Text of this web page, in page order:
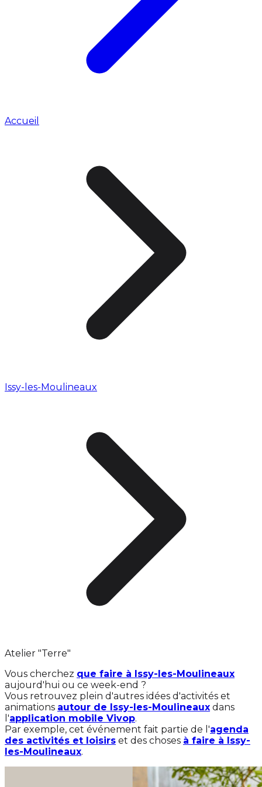
Accueil
Issy-les-Moulineaux
Atelier "Terre"
Vous cherchez que faire à Issy-les-Moulineaux
aujourd'hui ou ce week-end ?
Vous retrouvez plein d'autres idées d'activités et
animations autour de Issy-les-Moulineaux dans
l'application mobile Vivop.
Par exemple, cet événement fait partie de l'agenda
des activités et loisirs et des choses à faire à Issy-
les-Moulineaux.